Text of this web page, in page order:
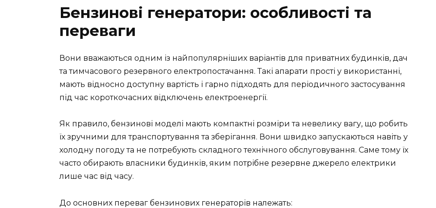
Бензинові генератори: особливості та
переваги
Вони вважаються одним із найпопулярніших варіантів для приватних будинків, дач
та тимчасового резервного електропостачання. Такі апарати прості у використанні,
мають відносно доступну вартість і гарно підходять для періодичного застосування
під час короткочасних відключень електроенергії.
Як правило, бензинові моделі мають компактні розміри та невелику вагу, що робить
їх зручними для транспортування та зберігання. Вони швидко запускаються навіть у
холодну погоду та не потребують складного технічного обслуговування. Саме тому їх
часто обирають власники будинків, яким потрібне резервне джерело електрики
лише час від часу.
До основних переваг бензинових генераторів належать: